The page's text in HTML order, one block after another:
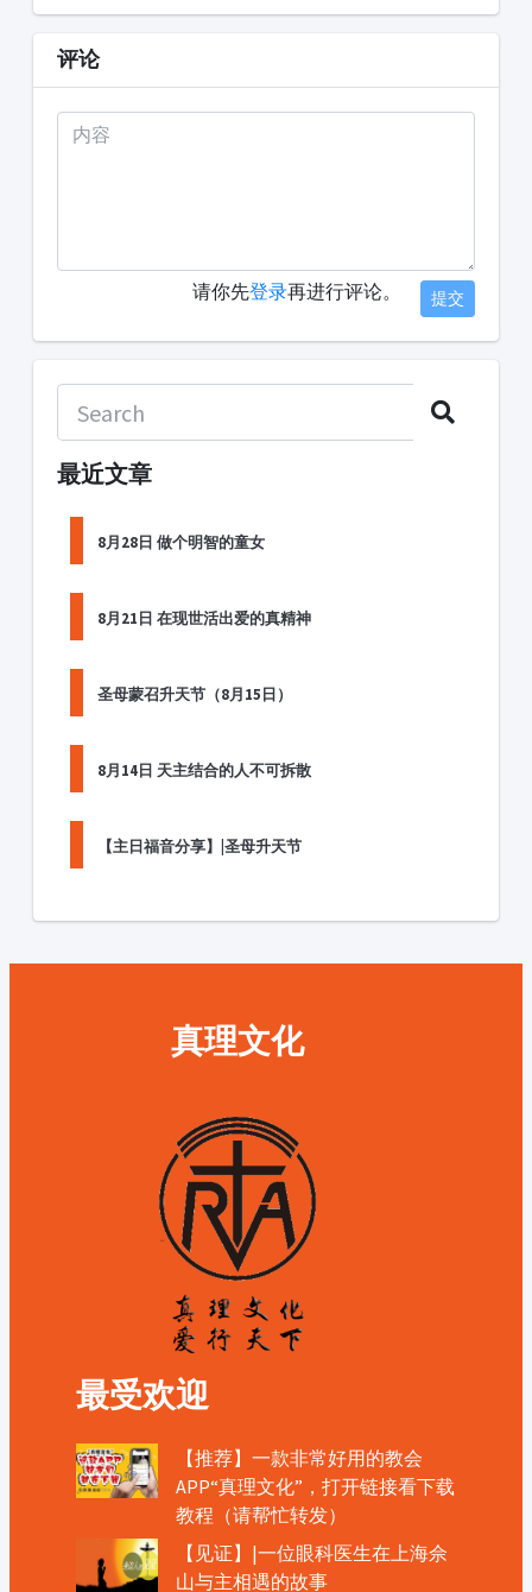
评论
请你先登录再进行评论。 提交
最近文章
8月28日 做个明智的童女
8月21日 在现世活出爱的真精神
圣母蒙召升天节（8月15日）
8月14日 天主结合的人不可拆散
【主日福音分享】|圣母升天节
真理文化
最受欢迎
【推荐】一款非常好用的教会
APP“真理文化”，打开链接看下载
教程（请帮忙转发）
【见证】|一位眼科医生在上海佘
山与主相遇的故事